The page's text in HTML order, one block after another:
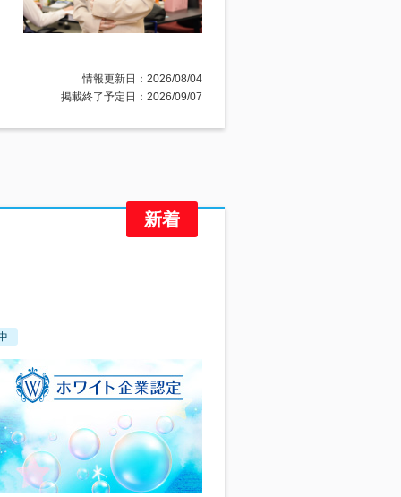
情報更新日：2026/08/04
掲載終了予定日：2026/09/07